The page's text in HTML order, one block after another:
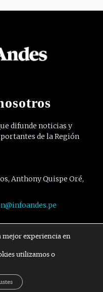
difunde noticias y
de la Región
Anthony Quispe Oré,
Youtube
mejor experiencia en
utilizamos o